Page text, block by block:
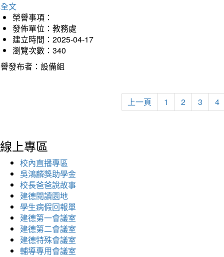
文
榮譽事項：
發佈單位：教務處
建立時間：2025-04-17
瀏覽次數：340
發布者：設備組
上一頁 1 2 3 4
線上專區
校內直播專區
吳鴻麟獎助學金
校長爸爸說故事
建德閱讀園地
學生病假回報單
建德第一會議室
建德第二會議室
建德特殊會議室
輔導專用會議室